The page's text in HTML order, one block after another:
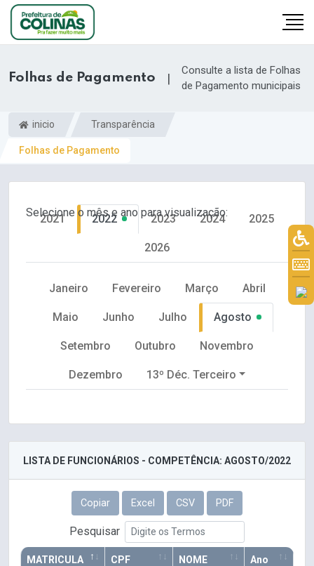
Folhas de Pagamento |
Consulte a lista de Folhas
de Pagamento municipais
inicio Transparência
Folhas de Pagamento
Selecione o mês e ano para visualização:
2021 2022 2023 2024 2025
2026
Janeiro Fevereiro Março Abril
Maio Junho Julho Agosto
Setembro Outubro Novembro
Dezembro 13º Déc. Terceiro
LISTA DE FUNCIONÁRIOS - COMPETÊNCIA: AGOSTO/2022
Copiar Excel CSV PDF
Pesquisar
MATRICULA CPF NOME Ano